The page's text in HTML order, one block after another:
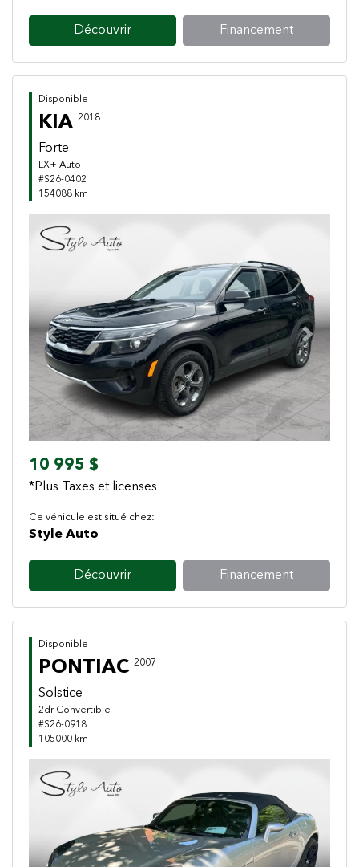
Découvrir Financement
Disponible
KIA 2018
Forte
LX+ Auto
#S26-0402
154088 km
Previous Next
10 995 $
*Plus Taxes et licenses
Ce véhicule est situé chez:
Style Auto
Découvrir Financement
Disponible
PONTIAC 2007
Solstice
2dr Convertible
#S26-0918
105000 km